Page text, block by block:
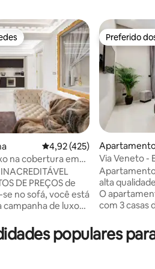
4,92 de uma avaliação
4,92 (425)
na cobertura em
DE PREÇOS de
de luxo
ao lado do
o Palazzo Fendi e
Preferido
Preferido
Apartamento
Via Veneto -
Espanha -
alta
O
com 3 casas
com ozônio
dos quartos. O
populares